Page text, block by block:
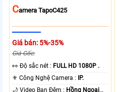
CAmera TapoC425
Giá bán: 5%-35%
Giá Gốc:
️👀 Độ sắc nét : FULL HD 1080P .
⚜️ Công Nghệ Camera :
IP.
🌙 Video Ban Đêm : Hồng Ngoại